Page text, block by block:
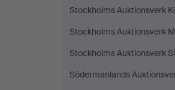
Stockholms Auktionsverk
Stockholms Auktionsverk
Stockholms Auktionsverk
Södermanlands